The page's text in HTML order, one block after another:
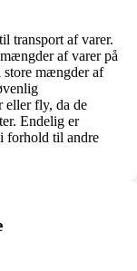
transport af varer.
af varer på
mængder af
eller fly, da de
Endelig er
forhold til andre